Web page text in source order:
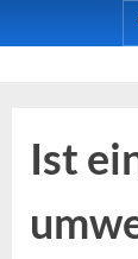
to
Ist